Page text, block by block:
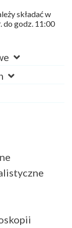
składać w
do godz. 11:00